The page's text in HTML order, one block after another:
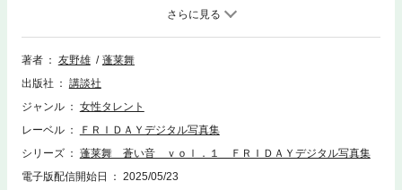
女のあどけない可愛らしい姿が盛りだくさん。恋人気分で楽しめる今世紀
最高のデジタル写真集をお届けします。※vol.2との写真の重複はありませ
ん。
著者
友野雄
蓬莱舞
出版社
講談社
ジャンル
女性タレント
レーベル
ＦＲＩＤＡＹデジタル写真集
シリーズ
蓬莱舞 蒼い音 ｖｏｌ．１ ＦＲＩＤＡＹデジタル写真集
電子版配信開始日
2025/05/23